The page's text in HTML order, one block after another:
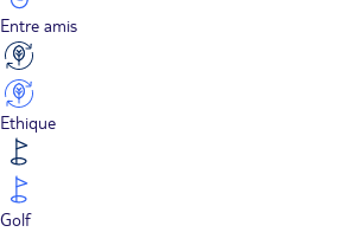
Entre amis
Ethique
Golf